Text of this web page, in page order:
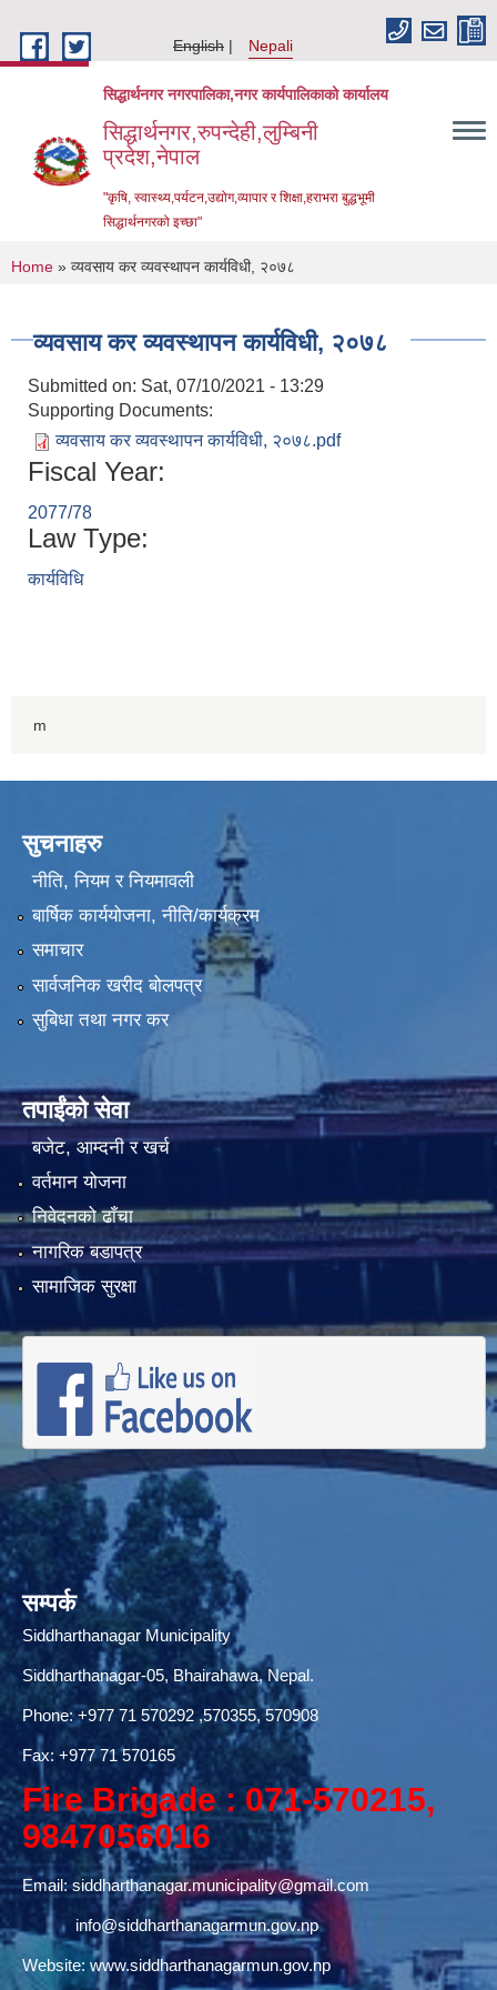
English
Nepali
सिद्धार्थनगर नगरपालिका,नगर कार्यपालिकाको कार्यालय
सिद्धार्थनगर,रुपन्देही,लुम्बिनी
प्रदेश,नेपाल
"कृषि, स्वास्थ्य,पर्यटन,उद्योग,व्यापार र शिक्षा,हराभरा बुद्धभूमी
सिद्धार्थनगरको इच्छा"
You are here
Home » व्यवसाय कर व्यवस्थापन कार्यविधी, २०७८
व्यवसाय कर व्यवस्थापन कार्यविधी, २०७८
Submitted on: Sat, 07/10/2021 - 13:29
Supporting Documents:
व्यवसाय कर व्यवस्थापन कार्यविधी, २०७८.pdf
Fiscal Year:
2077/78
Law Type:
कार्यविधि
m
सुचनाहरु
नीति, नियम र नियमावली
बार्षिक कार्ययोजना, नीति/कार्यक्रम
समाचार
सार्वजनिक खरीद बोलपत्र
सुबिधा तथा नगर कर
तपाईंको सेवा
बजेट, आम्दनी र खर्च
वर्तमान योजना
निवेदनको ढाँचा
नागरिक बडापत्र
सामाजिक सुरक्षा
सम्पर्क
Siddharthanagar Municipality
Siddharthanagar-05, Bhairahawa, Nepal.
Phone:+977 71 570292,570355, 570908
Fax: +977 71 570165
Fire Brigade : 071-570215,
9847056016
Email:siddharthanagar.municipality@gmail.com
info@siddharthanagarmun.gov.np
Website: www.siddharthanagarmun.gov.np